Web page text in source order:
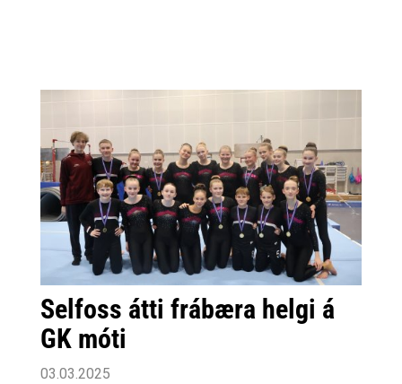
Selfoss átti frábæra helgi á
GK móti
03.03.2025